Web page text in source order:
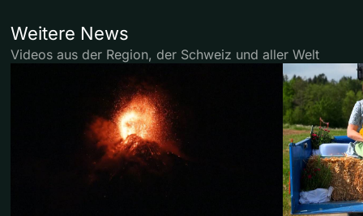
Weitere News
Videos aus der Region, der Schweiz und aller Welt